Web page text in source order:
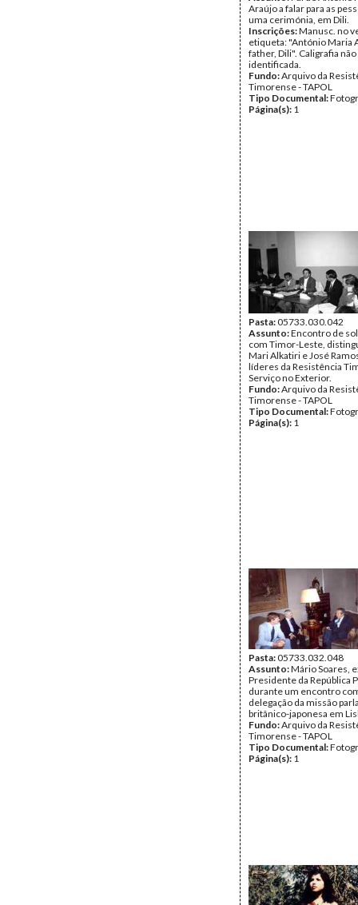
Araújo a falar para as
uma cerimónia, em Dili.
Inscrições:Manusc. no
etiqueta: "António Maria
father, Dili". Caligrafia não
identificada.
Fundo:Arquivo da
Timorense - TAPOL
Tipo Documental:
Página(s): 1
Pasta:05733.030.042
Assunto:Encontro de
com Timor-Leste,
Mari Alkatiri e José
líderes da Resistência
Serviço no Exterior.
Fundo:Arquivo da
Timorense - TAPOL
Tipo Documental:
Página(s): 1
Pasta:05733.032.048
Assunto:Mário Soares,
Presidente da República
durante um encontro
delegação da missão
britânico-japonesa em
Fundo:Arquivo da
Timorense - TAPOL
Tipo Documental:
Página(s): 1